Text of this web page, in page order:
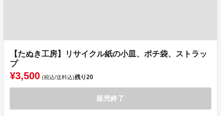
【たぬき工房】リサイクル紙の小皿、ポチ袋、ストラッ
プ
¥3,500 (税込/送料込)残り20
販売終了